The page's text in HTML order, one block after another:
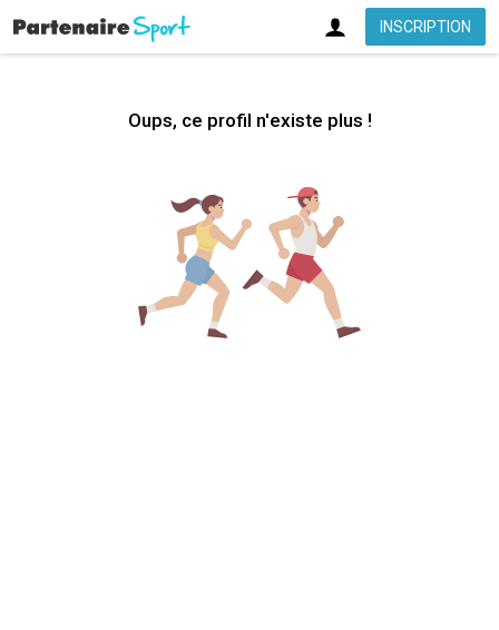
INSCRIPTION
Oups, ce profil n'existe plus !